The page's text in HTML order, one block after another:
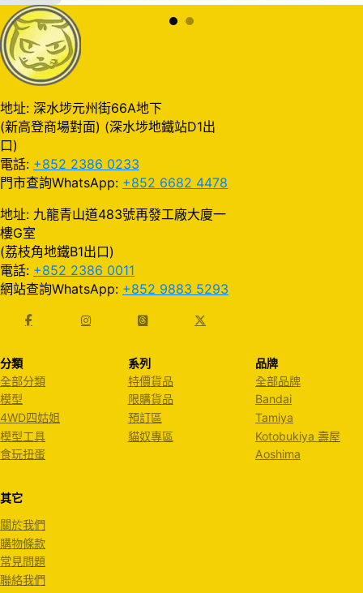
地址: 深水埗元州街66A地下
(新高登商場對面) (深水埗地鐵站D1出
口)
電話: +852 2386 0233
門市查詢WhatsApp: +852 6682 4478
地址: 九龍青山道483號再發工廠大廈一
樓G室
(荔枝角地鐵B1出口)
電話: +852 2386 0011
網站查詢WhatsApp: +852 9883 5293
分類
全部分類
模型
4WD四姑姐
模型工具
食玩扭蛋
系列
特價貨品
限購貨品
預訂區
貓奴專區
品牌
全部品牌
Bandai
Tamiya
Kotobukiya 壽屋
Aoshima
其它
關於我們
購物條款
常見問題
聯絡我們